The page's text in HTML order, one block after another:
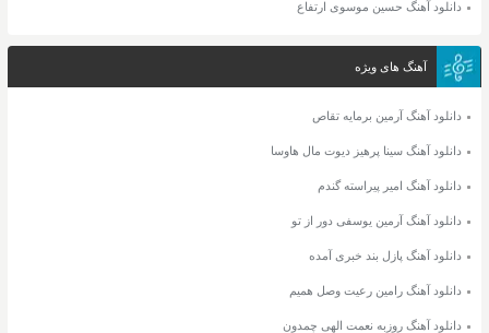
دانلود آهنگ حسین موسوی ارتفاع
آهنگ های ویژه
دانلود آهنگ آرمین برمایه تقاص
دانلود آهنگ سینا پرهیز دیوت مال هاوسا
دانلود آهنگ امیر پیراسته گندم
دانلود آهنگ آرمین یوسفی دور از تو
دانلود آهنگ پازل بند خبری آمده
دانلود آهنگ رامین رعیت وصل همیم
دانلود آهنگ روزبه نعمت الهی چمدون